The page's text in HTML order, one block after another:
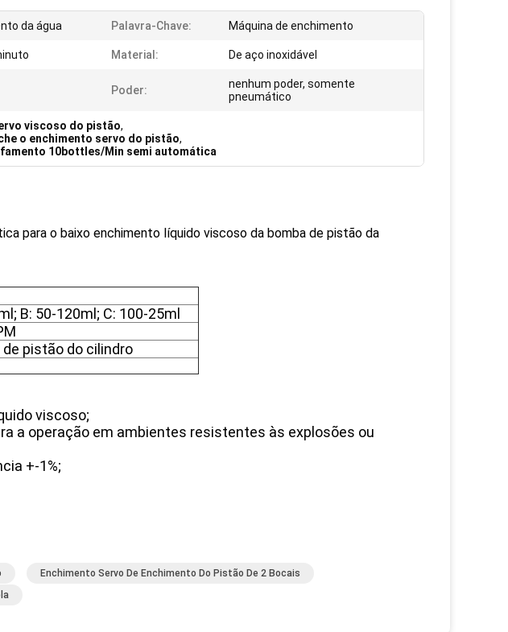
da água Palavra-Chave: Máquina de enchimento
Material: De aço inoxidável
Poder:
nenhum poder, somente
pneumático
viscoso do pistão,
o enchimento servo do pistão,
10bottles/Min semi automática
para o baixo enchimento líquido viscoso da bomba de pistão da
B: 50-120ml; C: 100-25ml
de pistão do cilindro
viscoso;
a operação em ambientes resistentes às explosões ou
+-1%;
Enchimento Servo De Enchimento Do Pistão De 2 Bocais